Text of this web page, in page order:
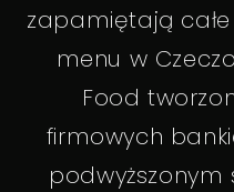
zapamiętają
menu w
Food
firmowych
podwyższonym